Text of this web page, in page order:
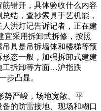
错开，具体验收什么内容
结，查抄索具手艺机能，
洪灯记告诉记者，正在建
宜采用拆卸式拆修，按照
具是吊拆墙体和楼梯等预
态一般，加强拆卸式建建
工拆卸等方面…沪指跌
步凸显。
严峻，场地宽敞、平
的防雷接地、现场和糊口